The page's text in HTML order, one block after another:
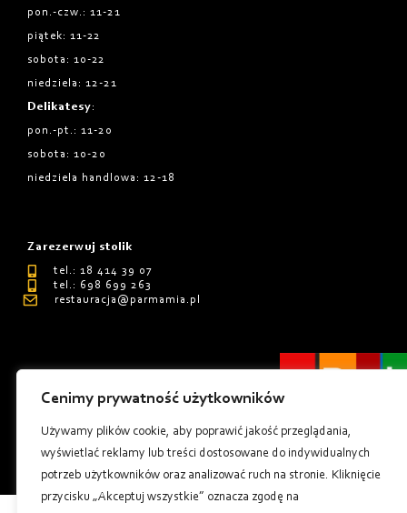
Cenimy prywatność użytkowników
Używamy plików cookie, aby poprawić jakość przeglądania,
wyświetlać reklamy lub treści dostosowane do indywidualnych
potrzeb użytkowników oraz analizować ruch na stronie. Kliknięcie
przycisku „Akceptuj wszystkie” oznacza zgodę na
pon.-czw.: 11-21
piątek: 11-22
sobota: 10-22
niedziela: 12-21
Delikatesy:
pon.-pt.: 11-20
sobota: 10-20
niedziela handlowa: 12-18
Zarezerwuj stolik
tel.: 18 414 39 07
tel.: 698 699 263
restauracja@parmamia.pl
Regulamin
Tworzenie stron internetowych - Millenium Studio